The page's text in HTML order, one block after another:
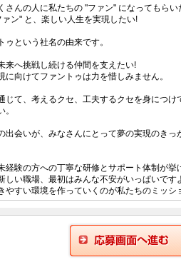
さんの人に私たちの "ファン" になってもらい
ン" と、楽しい人生を実現したい!
ゥという社名の由来です。
来へ挑戦し続ける仲間を支えたい!
に向けてファントゥは力を惜しみません。
じて、考えるクセ、工夫するクセを身につ
出会いが、みなさんにとって夢の実現のき
経験の方への丁寧な研修とサポート体制が挙
しい職場、最初はみんな不安がいっぱいです
やすい環境を作っていくのが私たちのミッシ
応募画面に進む